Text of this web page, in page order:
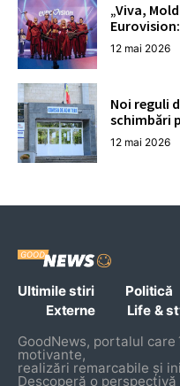
„Viva,
12 mai 2026
Noi reguli
schimbări
12 mai 2026
Ultimile stiri Politică
Externe
Life &
GoodNews, portalul
motivante,
realizări remarcabile și
Descoperă o